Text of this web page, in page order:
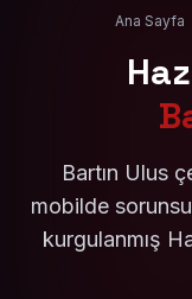
Ana Sayfa
Bartın Ulus
mobilde
kurgulanmış